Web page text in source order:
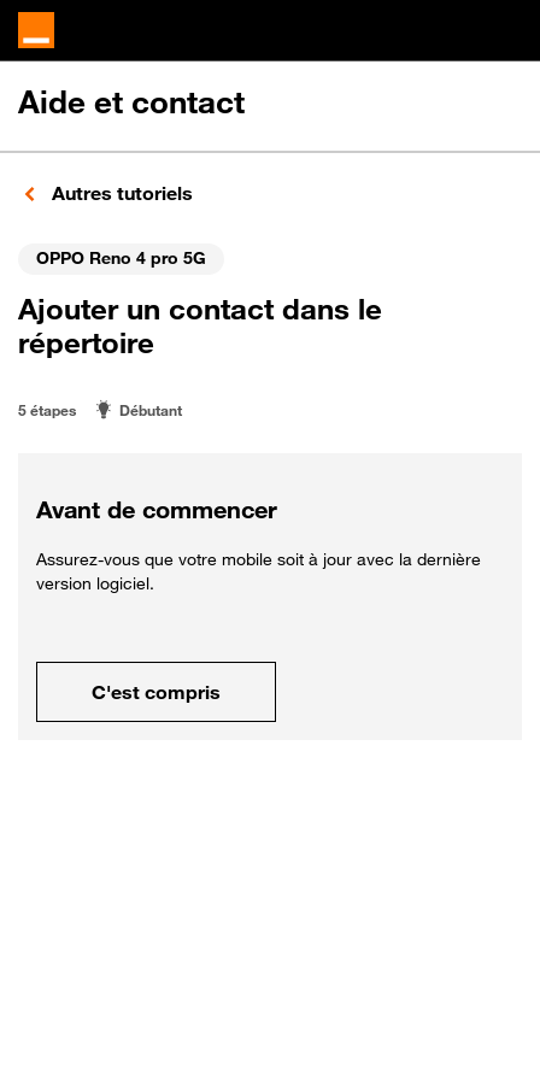
Aide et contact
Autres tutoriels
OPPO Reno 4 pro 5G
Ajouter un contact dans le
répertoire
5 étapes Débutant
Avant de commencer
Assurez-vous que votre mobile soit à jour avec la dernière
version logiciel.
C'est compris